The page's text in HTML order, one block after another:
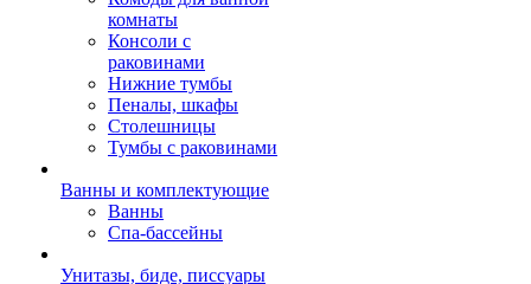
комнаты
Консоли с
раковинами
Нижние тумбы
Пеналы, шкафы
Столешницы
Тумбы с раковинами
Ванны и комплектующие
Ванны
Спа-бассейны
Унитазы, биде, писсуары